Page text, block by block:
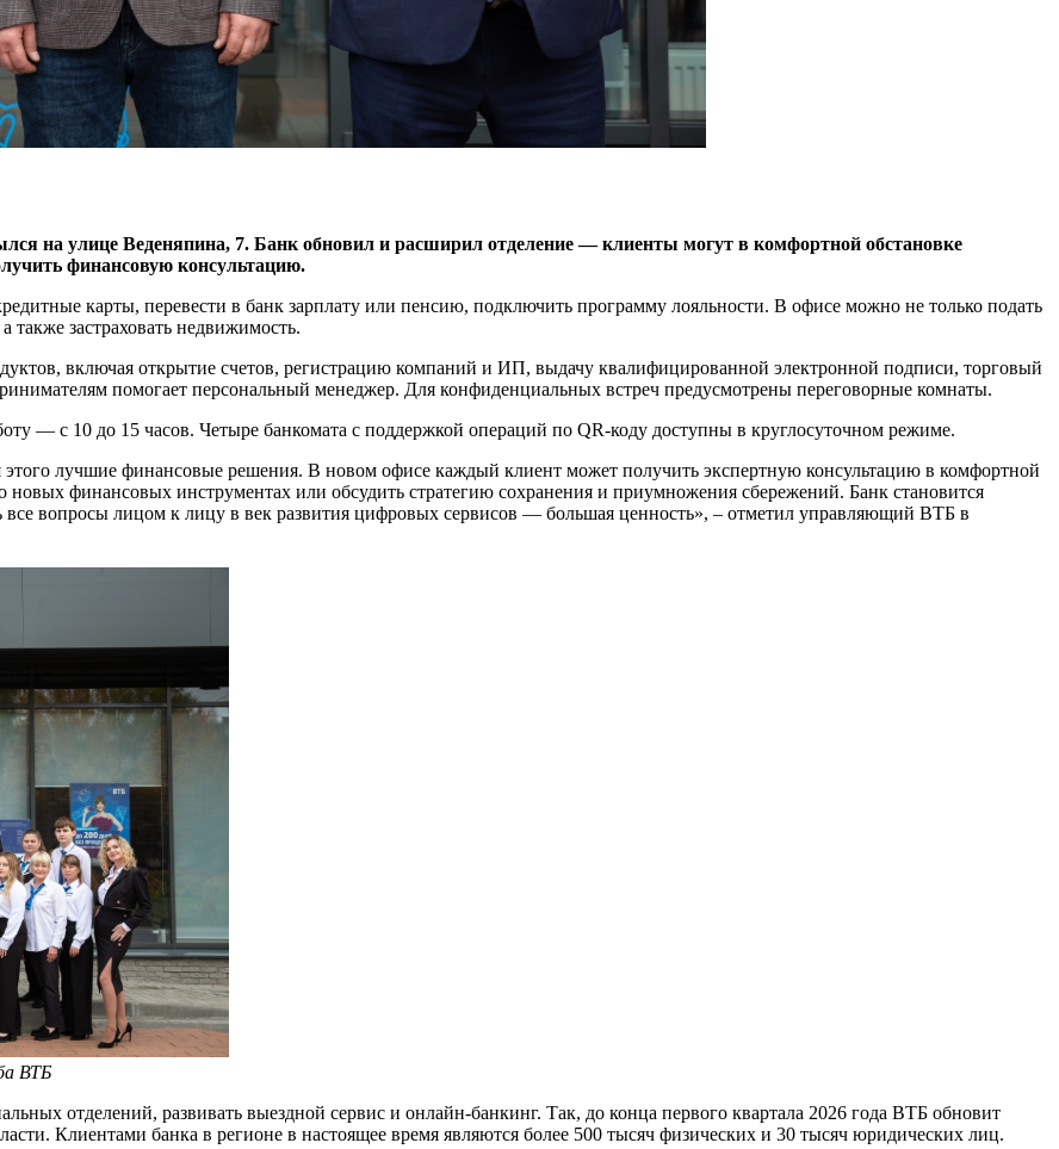
на улице Веденяпина, 7. Банк обновил и расширил отделение — клиенты могут в комфортной обстановке
финансовую консультацию.
карты, перевести в банк зарплату или пенсию, подключить программу лояльности. В офисе можно не только подать
также застраховать недвижимость.
включая открытие счетов, регистрацию компаний и ИП, выдачу квалифицированной электронной подписи, торговый
помогает персональный менеджер. Для конфиденциальных встреч предусмотрены переговорные комнаты.
— с 10 до 15 часов. Четыре банкомата с поддержкой операций по QR-коду доступны в круглосуточном режиме.
лучшие финансовые решения. В новом офисе каждый клиент может получить экспертную консультацию в комфортной
новых финансовых инструментах или обсудить стратегию сохранения и приумножения сбережений. Банк становится
все вопросы лицом к лицу в век развития цифровых сервисов — большая ценность», – отметил управляющий ВТБ в
ВТБ
отделений, развивать выездной сервис и онлайн-банкинг. Так, до конца первого квартала 2026 года ВТБ обновит
Клиентами банка в регионе в настоящее время являются более 500 тысяч физических и 30 тысяч юридических лиц.